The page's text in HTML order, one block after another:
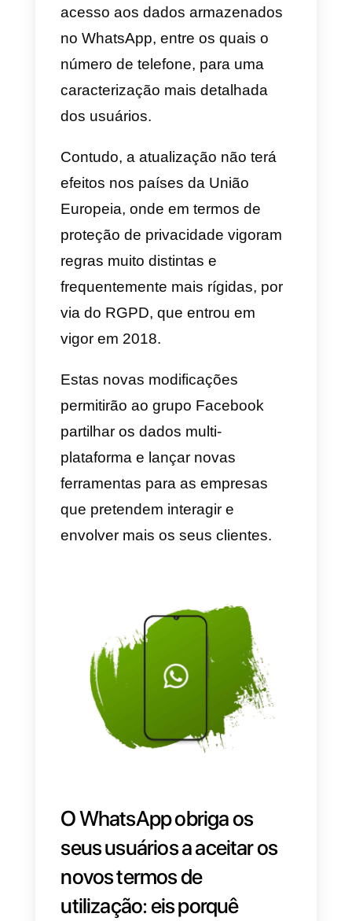
Trata-se de uma modificação
contratual unilateral dos termos
que influenciará a forma de
utilizar a aplicação em termos
à interação entre o WhatsApp e o
Facebook.
De fato, esta atualização dos
termos permitirá ao WhatsApp
partilhar os dados dos seus
utentes com as “Empresas
afiliadas”, em primeiro lugar o
Facebook, que poderá ter então
acesso aos dados armazenados
no WhatsApp, entre os quais o
número de telefone, para uma
caracterização mais detalhada
Contudo, a atualização não terá
efeitos nos países da União
Europeia, onde em termos de
proteção de privacidade vigoram
regras muito distintas e
via do RGPD, que entrou em
vigor em 2018.
Estas novas modificações